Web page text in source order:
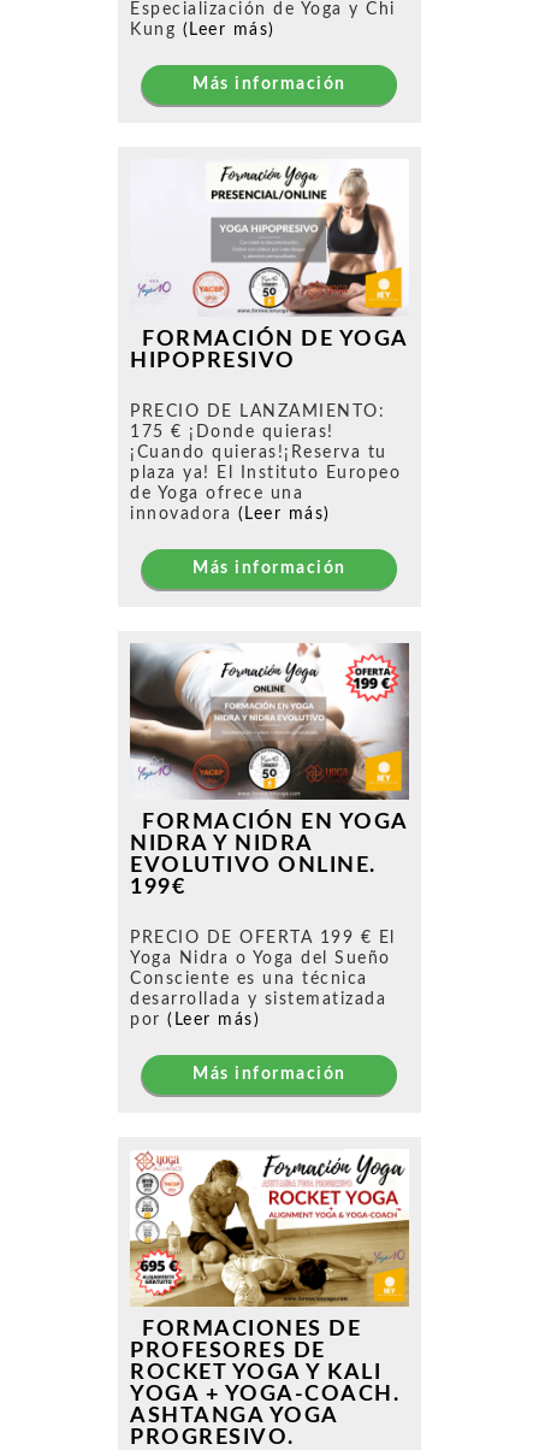
Especialización de Yoga y Chi
Kung (Leer más)
Más información
FORMACIÓN DE YOGA
HIPOPRESIVO
PRECIO DE LANZAMIENTO:
175 € ¡Donde quieras!
¡Cuando quieras!¡Reserva tu
plaza ya! El Instituto Europeo
de Yoga ofrece una
innovadora (Leer más)
Más información
FORMACIÓN EN YOGA
NIDRA Y NIDRA
EVOLUTIVO ONLINE.
199€
PRECIO DE OFERTA 199 € El
Yoga Nidra o Yoga del Sueño
Consciente es una técnica
desarrollada y sistematizada
por (Leer más)
Más información
FORMACIONES DE
PROFESORES DE
ROCKET YOGA Y KALI
YOGA + YOGA-COACH.
ASHTANGA YOGA
PROGRESIVO.